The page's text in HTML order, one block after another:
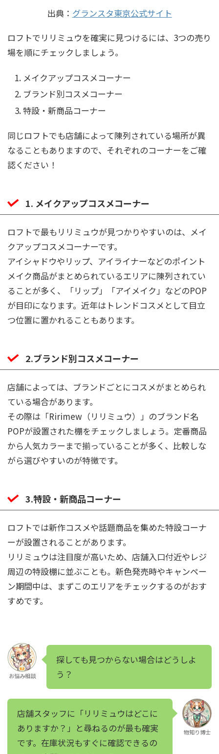
出典： グランスタ東京公式サイト
ロフトでリリミュウを確実に見つけるには、3つの売り
場を順にチェックしましょう。
メイクアップコスメコーナー
ブランド別コスメコーナー
特設・新商品コーナー
同じロフトでも店舗によって陳列されている場所が異
なることもありますので、それぞれのコーナーをご確
認ください！
1. メイクアップコスメコーナー
ロフトで最もリリミュウが見つかりやすいのは、メイ
クアップコスメコーナーです。
アイシャドウやリップ、アイライナーなどのポイント
メイク商品がまとめられているエリアに陳列されてい
ることが多く、「リップ」「アイメイク」などのPOP
が目印になります。近年はトレンドコスメとして目立
つ位置に置かれることもあります。
2.ブランド別コスメコーナー
店舗によっては、ブランドごとにコスメがまとめられ
ている場合があります。
その際は「Ririmew（リリミュウ）」のブランド名
POPが設置された棚をチェックしましょう。定番商品
から人気カラーまで揃っていることが多く、比較しな
がら選びやすいのが特徴です。
3.特設・新商品コーナー
ロフトでは新作コスメや話題商品を集めた特設コーナ
ーが設置されることがあります。
リリミュウは注目度が高いため、店舗入口付近やレジ
周辺の特設棚に並ぶことも。新色発売時やキャンペー
ン期間中は、まずこのエリアをチェックするのがおす
すめです。
お悩み相談
探しても見つからない場合はどうしよ
う？
店舗スタッフに「リリミュウはどこに
ありますか？」と尋ねるのが最も確実
です。在庫状況もすぐに確認できるの
物知り博士